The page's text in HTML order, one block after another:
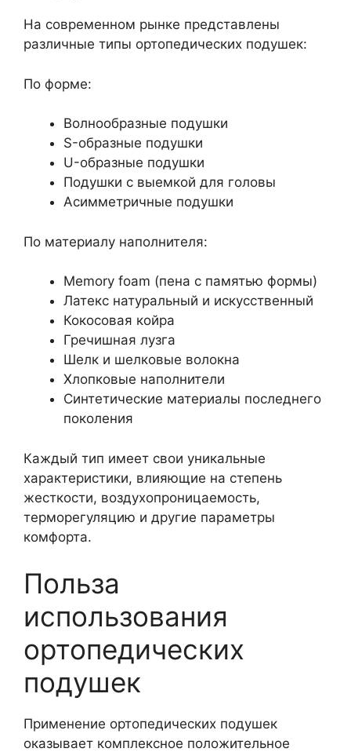
На современном рынке представлены
различные типы ортопедических подушек:
По форме:
Волнообразные подушки
S-образные подушки
U-образные подушки
Подушки с выемкой для головы
Асимметричные подушки
По материалу наполнителя:
Memory foam (пена с памятью формы)
Латекс натуральный и искусственный
Кокосовая койра
Гречишная лузга
Шелк и шелковые волокна
Хлопковые наполнители
Синтетические материалы последнего
поколения
Каждый тип имеет свои уникальные
характеристики, влияющие на степень
жесткости, воздухопроницаемость,
терморегуляцию и другие параметры
комфорта.
Польза
использования
ортопедических
подушек
Применение ортопедических подушек
оказывает комплексное положительное